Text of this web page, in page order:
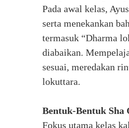
Pada awal kelas,
serta menekankan
termasuk “Dharma
diabaikan.
sesuai, meredakan
lokuttara.
Bentuk-Bentuk Sha
Fokus utama kelas